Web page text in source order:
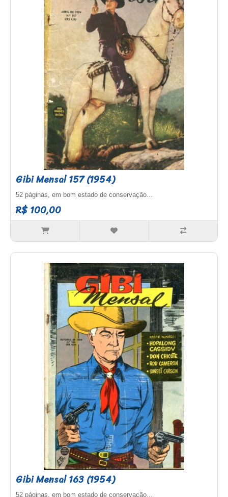
Gibi Mensal 157 (1954)
52 páginas, em bom estado de conservação...
R$ 100,00
Gibi Mensal 163 (1954)
52 páginas, em bom estado de conservação...